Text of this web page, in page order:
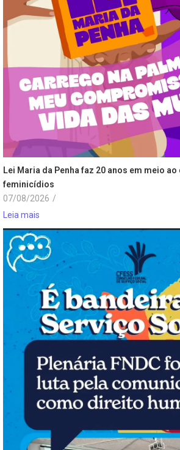
Lei Maria da Penha faz 20 anos em meio
feminicídios
07/08/2026 /
Leia mais